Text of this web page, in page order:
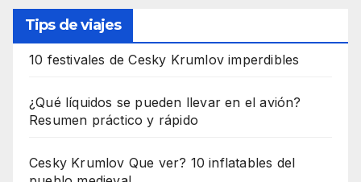
Tips de viajes
10 festivales de Cesky Krumlov imperdibles
¿Qué líquidos se pueden llevar en el avión?
Resumen práctico y rápido
Cesky Krumlov Que ver? 10 inflatables del